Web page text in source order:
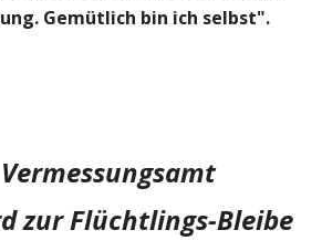
Gemütlich bin ich selbst".
zur Flüchtlings-Bleibe